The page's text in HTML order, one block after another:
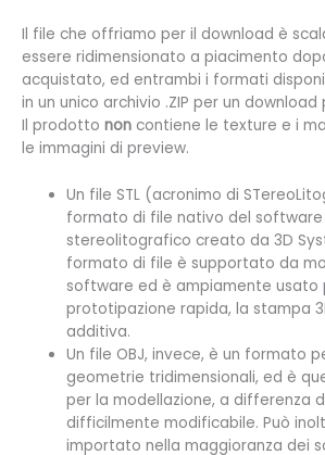
Il file che offriamo per il download è
essere ridimensionato a piacimento
acquistato, ed entrambi i formati
in un unico archivio .ZIP per un
Il prodotto non contiene le texture e i
le immagini di preview.
Un file STL (acronimo di
formato di file nativo del software
stereolitografico creato da 3D
formato di file è supportato da
software ed è ampiamente usato
prototipazione rapida, la stampa
additiva.
Un file OBJ, invece, è un formato
geometrie tridimensionali, ed è
per la modellazione, a differenza
difficilmente modificabile. Può
importato nella maggioranza dei